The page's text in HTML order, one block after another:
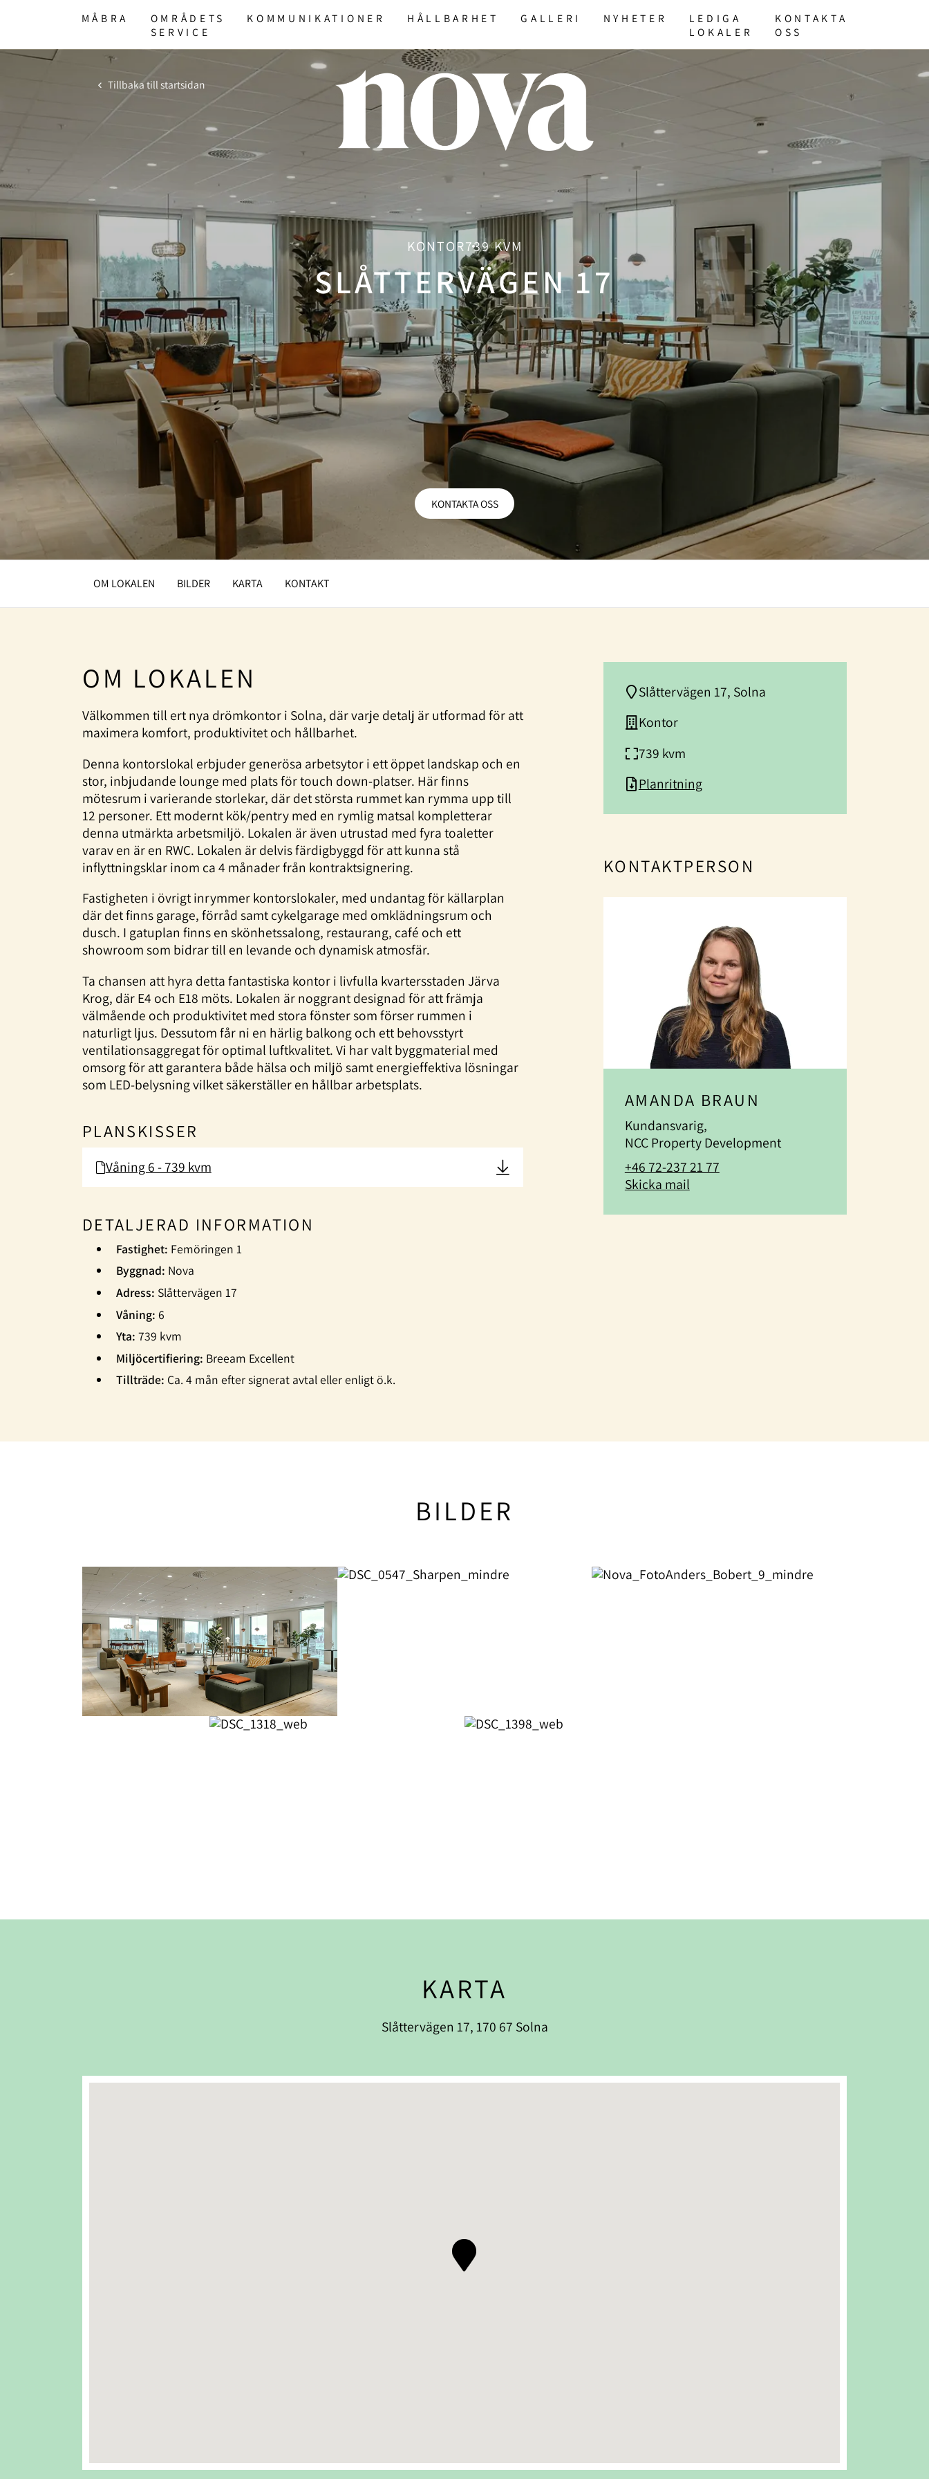
MÅBRA
OMRÅDETS
SERVICE
KOMMUNIKATIONER HÅLLBARHET GALLERI NYHETER
LEDIGA
LOKALER
KONTAKTA
OSS
Tillbaka till startsidan
739 KVM
KONTOR
SLÅTTERVÄGEN 17
KONTAKTA OSS
OM LOKALEN BILDER KARTA KONTAKT
OM LOKALEN
Välkommen till ert nya drömkontor i Solna, där varje detalj är utformad för att
maximera komfort, produktivitet och hållbarhet.
Denna kontorslokal erbjuder generösa arbetsytor i ett öppet landskap och en
stor, inbjudande lounge med plats för touch down-platser. Här finns
mötesrum i varierande storlekar, där det största rummet kan rymma upp till
12 personer. Ett modernt kök/pentry med en rymlig matsal kompletterar
denna utmärkta arbetsmiljö. Lokalen är även utrustad med fyra toaletter
varav en är en RWC. Lokalen är delvis färdigbyggd för att kunna stå
inflyttningsklar inom ca 4 månader från kontraktsignering.
Fastigheten i övrigt inrymmer kontorslokaler, med undantag för källarplan
där det finns garage, förråd samt cykelgarage med omklädningsrum och
dusch. I gatuplan finns en skönhetssalong, restaurang, café och ett
showroom som bidrar till en levande och dynamisk atmosfär.
Ta chansen att hyra detta fantastiska kontor i livfulla kvartersstaden Järva
Krog, där E4 och E18 möts. Lokalen är noggrant designad för att främja
välmående och produktivitet med stora fönster som förser rummen i
naturligt ljus. Dessutom får ni en härlig balkong och ett behovsstyrt
ventilationsaggregat för optimal luftkvalitet. Vi har valt byggmaterial med
omsorg för att garantera både hälsa och miljö samt energieffektiva lösningar
som LED-belysning vilket säkerställer en hållbar arbetsplats.
PLANSKISSER
Våning 6 - 739 kvm
DETALJERAD INFORMATION
Fastighet: Femöringen 1
Byggnad: Nova
Adress: Slåttervägen 17
Våning: 6
Yta: 739 kvm
Miljöcertifiering: Breeam Excellent
Tillträde: Ca. 4 mån efter signerat avtal eller enligt ö.k.
Slåttervägen 17, Solna
Kontor
739 kvm
Planritning
KONTAKTPERSON
AMANDA BRAUN
Kundansvarig,
NCC Property Development
+46 72-237 21 77
Skicka mail
BILDER
KARTA
Slåttervägen 17, 170 67 Solna